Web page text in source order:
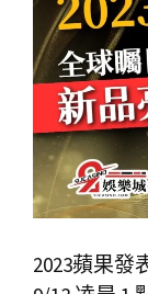
2023蘋果發